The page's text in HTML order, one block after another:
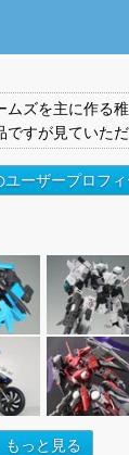
ムズを主に作る
ですが見ていた
ユーザープロフ
もっと見る